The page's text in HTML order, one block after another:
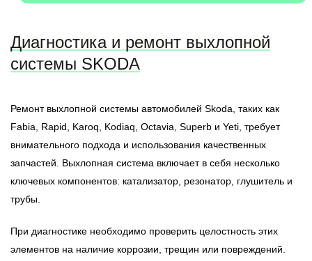
Диагностика и ремонт выхлопной
системы SKODA
Ремонт выхлопной системы автомобилей Skoda, таких как
Fabia, Rapid, Karoq, Kodiaq, Octavia, Superb и Yeti, требует
внимательного подхода и использования качественных
запчастей. Выхлопная система включает в себя несколько
ключевых компонентов: катализатор, резонатор, глушитель и
трубы.
При диагностике необходимо проверить целостность этих
элементов на наличие коррозии, трещин или повреждений.